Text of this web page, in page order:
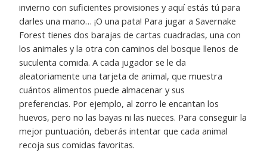
invierno con suficientes provisiones y aquí estás tú para
darles una mano… ¡O una pata! Para jugar a Savernake
Forest tienes dos barajas de cartas cuadradas, una con
los animales y la otra con caminos del bosque llenos de
suculenta comida. A cada jugador se le da
aleatoriamente una tarjeta de animal, que muestra
cuántos alimentos puede almacenar y sus
preferencias. Por ejemplo, al zorro le encantan los
huevos, pero no las bayas ni las nueces. Para conseguir la
mejor puntuación, deberás intentar que cada animal
recoja sus comidas favoritas.